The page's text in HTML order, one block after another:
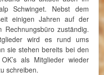
Schwinget. Nebst dem
einigen Jahren auf der
zuständig.
wird es rund ums
sie stehen bereits bei den
als Mitglieder wieder
schreiben.